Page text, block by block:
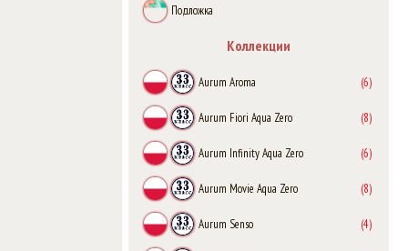
Подложка
Коллекции
Aurum Aroma (6)
Aurum Fiori Aqua Zero (8)
Aurum Infinity Aqua Zero (6)
Aurum Movie Aqua Zero (8)
Aurum Senso (4)